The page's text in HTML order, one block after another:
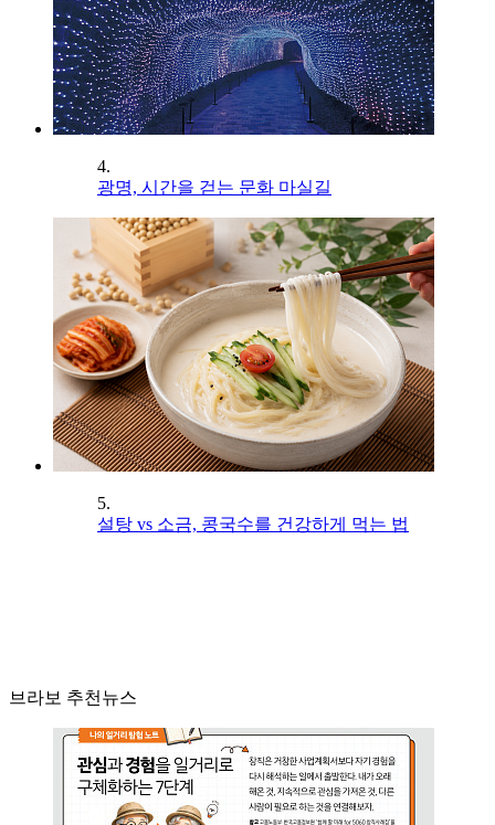
4.
광명, 시간을 걷는 문화 마실길
5.
설탕 vs 소금, 콩국수를 건강하게 먹는 법
브라보 추천뉴스